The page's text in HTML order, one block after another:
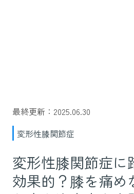
最終更新：2025.06.30
変形性膝関節症
変形性膝関節症に
効果的？膝を痛め